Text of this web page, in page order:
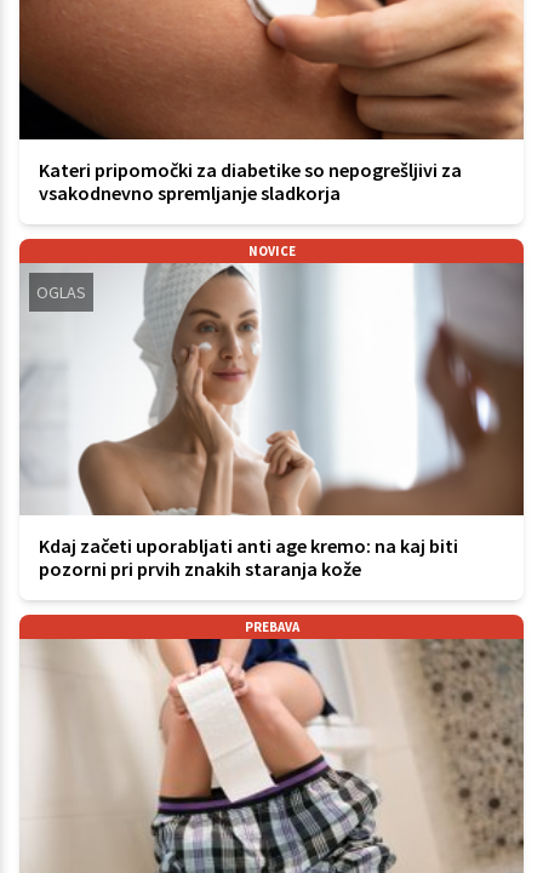
Kateri pripomočki za diabetike so nepogrešljivi za
vsakodnevno spremljanje sladkorja
NOVICE
OGLAS
Kdaj začeti uporabljati anti age kremo: na kaj biti
pozorni pri prvih znakih staranja kože
PREBAVA